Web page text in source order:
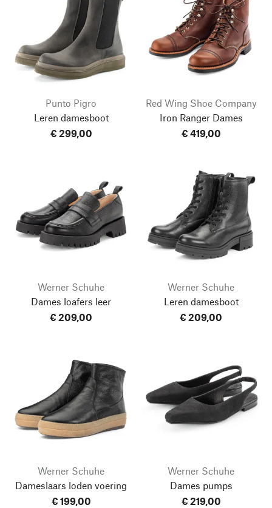
Punto Pigro
Leren damesboot
€ 299,00
Red Wing Shoe Company
Iron Ranger Dames
€ 419,00
Werner Schuhe
Dames loafers leer
€ 209,00
Werner Schuhe
Leren damesboot
€ 209,00
Werner Schuhe
Dameslaars loden voering
€ 199,00
Werner Schuhe
Dames pumps
€ 219,00